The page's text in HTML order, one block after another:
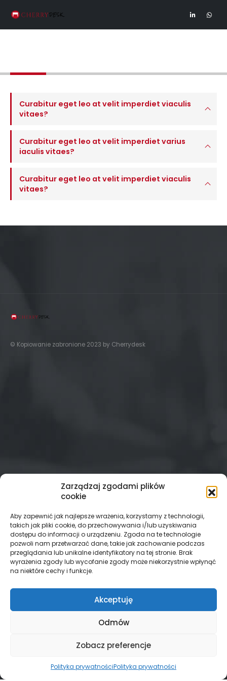
Zarządzaj zgodami plików
cookie
Aby zapewnić jak najlepsze wrażenia, korzystamy z technologii,
takich jak pliki cookie, do przechowywania i/lub uzyskiwania
dostępu do informacji o urządzeniu. Zgoda na te technologie
pozwoli nam przetwarzać dane, takie jak zachowanie podczas
przeglądania lub unikalne identyfikatory na tej stronie. Brak
wyrażenia zgody lub wycofanie zgody może niekorzystnie wpłynąć
na niektóre cechy i funkcje.
Akceptuję
Odmów
Zobacz preferencje
Polityka prywatnościPolityka prywatności
Curabitur eget leo at velit imperdiet viaculis
vitaes?
Curabitur eget leo at velit imperdiet varius
iaculis vitaes?
Curabitur eget leo at velit imperdiet viaculis
vitaes?
© Kopiowanie zabronione 2023 by Cherrydesk